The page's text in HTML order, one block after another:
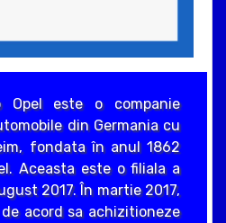
Opel este o companie
din Germania cu
fondata în anul 1862
Aceasta este o filiala a
2017. În martie 2017,
acord sa achizitioneze